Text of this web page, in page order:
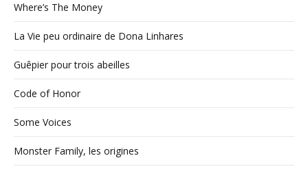
Where’s The Money
La Vie peu ordinaire de Dona Linhares
Guêpier pour trois abeilles
Code of Honor
Some Voices
Monster Family, les origines